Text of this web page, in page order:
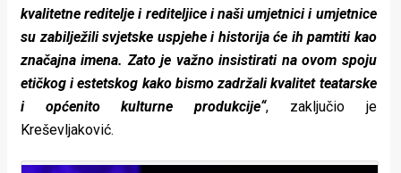
kvalitetne reditelje i rediteljice i naši umjetnici i umjetnice
su zabilježili svjetske uspjehe i historija će ih pamtiti kao
značajna imena. Zato je važno insistirati na ovom spoju
etičkog i estetskog kako bismo zadržali kvalitet teatarske
i općenito kulturne produkcije“, zaključio je
Kreševljaković.